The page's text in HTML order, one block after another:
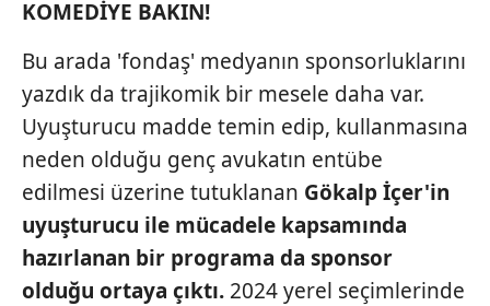
KOMEDİYE BAKIN!
Bu arada 'fondaş' medyanın sponsorluklarını
yazdık da trajikomik bir mesele daha var.
Uyuşturucu madde temin edip, kullanmasına
neden olduğu genç avukatın entübe
edilmesi üzerine tutuklanan Gökalp İçer'in
uyuşturucu ile mücadele kapsamında
hazırlanan bir programa da sponsor
olduğu ortaya çıktı. 2024 yerel seçimlerinde